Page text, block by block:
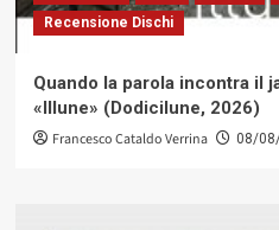
Recensione Dischi
Quando la parola incontra il
«Illune» (Dodicilune, 2026)
Francesco Cataldo Verrina 08/